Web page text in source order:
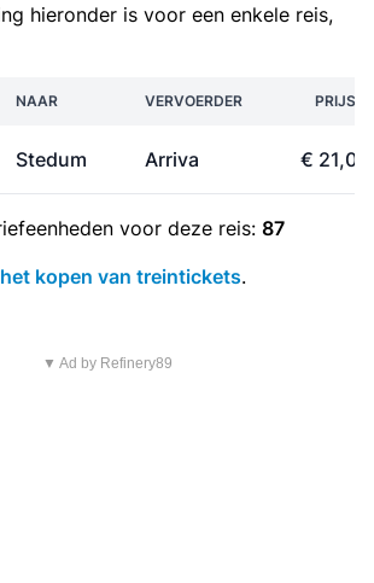
hieronder is voor een enkele reis,
NAAR VERVOERDER PRIJS
Stedum Arriva € 21,03
voor deze reis: 87
het kopen van treintickets.
▼ Ad by Refinery89